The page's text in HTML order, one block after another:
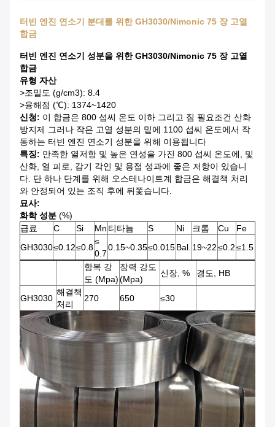
터빈 엔진 연소기 분대를 위한 GH3030/Nimonic 75 장 고열
합금
터빈 엔진 연소기 성분을 위한 GH3030/Nimonic 75 장 고열
합금
유형 자산
>조밀도 (g/cm3): 8.4
>융해점 (℃): 1374~1420
신청: 이 합금은 800 섭씨 온도 이하 그리고 짐 필요조건 산화
방지제 그러나 작은 고열 성분의 밑에 1100 섭씨 온도에서 작
동하는 터빈 엔진 연소기 성분을 위해 이용됩니다
특징: 만족한 열저항 및 높은 연성을 가진 800 섭씨 온도에, 및
산화, 열 피로, 감기 각인 및 용접 성과에 좋은 저항이 있습니
다. 단 하나 단계를 위해 오스테나이트계 합금은 해결책 처리
와 안정되어 있는 조직 후에 뒤쫓습니다.
묘사:
화학 성분 (%)
급료
C Si Mn 티타늄 S Ni 크롬 Cu
Fe
GH3030≤0.12≤0.8
≤
0.7
0.15~0.35≤0.015Bal. 19~22≤0.2≤1.5
항복 강
도 (Mpa)
장력 강도
(Mpa)
신장, % 경도, HB
GH3030
해결책
처리
270 650 ≤30